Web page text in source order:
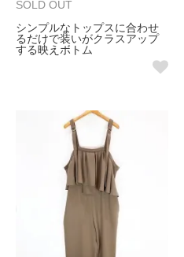
SOLD OUT
シンプルなトップスに合わせ
るだけで装いがクラスアップ
する映えボトム